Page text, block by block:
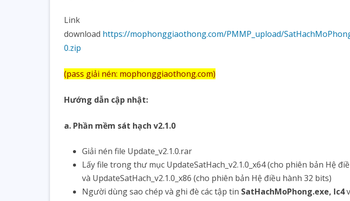
2025
Link
download https://mophonggiaothong.com/PMMP_upload/
0.zip
(pass giải nén: mophonggiaothong.com)
Hướng dẫn cập nhật:
a. Phần mềm sát hạch v2.1.0
Giải nén file Update_v2.1.0.rar
Lấy file trong thư mục UpdateSatHach_v2.1.0_x64 (cho phiên bản Hệ
và UpdateSatHach_v2.1.0_x86 (cho phiên bản Hệ điều hành 32 bits)
Người dùng sao chép và ghi đè các tập tin SatHachMoPhong.exe, lc4